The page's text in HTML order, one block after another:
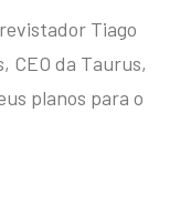
Tiago
CEO da Taurus,
planos para o